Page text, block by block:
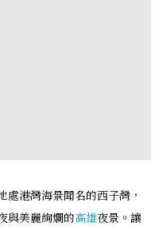
港灣海景聞名的西子灣，
與美麗絢爛的高雄夜景。讓